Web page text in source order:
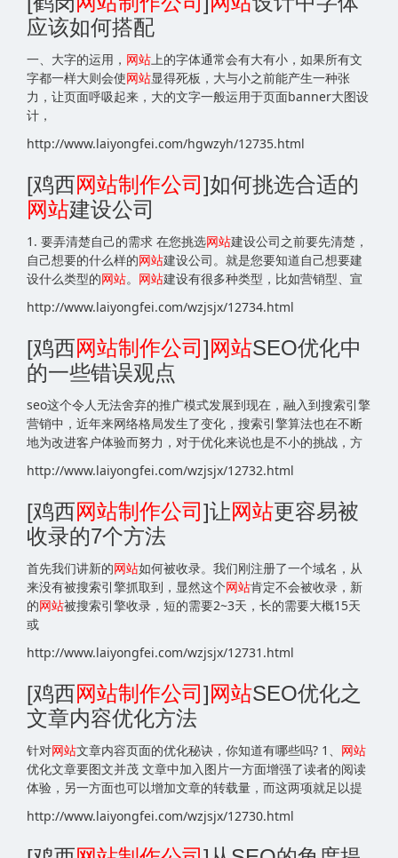
应该如何搭配
一、大字的运用， 网站上的字体通常会有大有小，如果所有文
字都一样大则会使网站显得死板，大与小之前能产生一种张
力，让页面呼吸起来，大的文字一般运用于页面banner大图设
计，
http://www.laiyongfei.com/hgwzyh/12735.html
[鸡西网站制作公司]如何挑选合适的
网站建设公司
1. 要弄清楚自己的需求 在您挑选网站建设公司之前要先清楚，
自己想要的什么样的网站建设公司。就是您要知道自己想要建
设什么类型的网站。 网站建设有很多种类型，比如营销型、宣
http://www.laiyongfei.com/wzjsjx/12734.html
[鸡西网站制作公司] 网站SEO优化中
的一些错误观点
seo这个令人无法舍弃的推广模式发展到现在，融入到搜索引擎
营销中，近年来网络格局发生了变化，搜索引擎算法也在不断
地为改进客户体验而努力，对于优化来说也是不小的挑战，方
http://www.laiyongfei.com/wzjsjx/12732.html
[鸡西网站制作公司]让网站更容易被
收录的7个方法
首先我们讲新的网站如何被收录。我们刚注册了一个域名，从
来没有被搜索引擎抓取到，显然这个网站肯定不会被收录，新
的网站被搜索引擎收录，短的需要2~3天，长的需要大概15天
或
http://www.laiyongfei.com/wzjsjx/12731.html
[鸡西网站制作公司] 网站SEO优化之
文章内容优化方法
针对网站文章内容页面的优化秘诀，你知道有哪些吗? 1、 网站
优化文章要图文并茂 文章中加入图片一方面增强了读者的阅读
体验，另一方面也可以增加文章的转载量，而这两项就足以提
http://www.laiyongfei.com/wzjsjx/12730.html